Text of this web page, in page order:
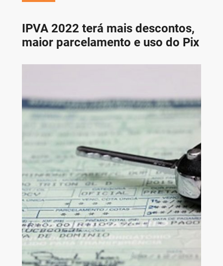
IPVA 2022 terá mais descontos,
maior parcelamento e uso do Pix